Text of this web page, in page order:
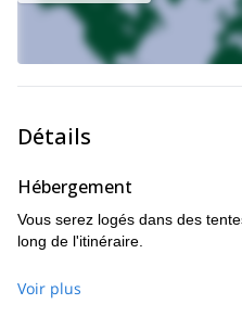
Détails
Hébergement
Vous serez logés dans des
long de l'itinéraire.
Voir plus